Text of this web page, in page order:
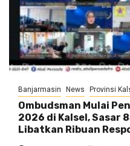
Banjarmasin News Provinsi
Ombudsman Mulai
2026 di Kalsel, Sasar
Libatkan Ribuan